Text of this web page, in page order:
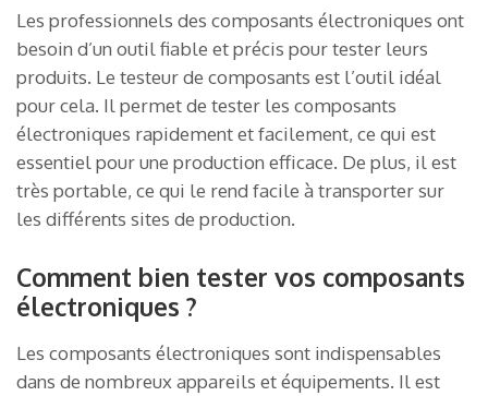
Les professionnels des composants électroniques ont
besoin d’un outil fiable et précis pour tester leurs
produits. Le testeur de composants est l’outil idéal
pour cela. Il permet de tester les composants
électroniques rapidement et facilement, ce qui est
essentiel pour une production efficace. De plus, il est
très portable, ce qui le rend facile à transporter sur
les différents sites de production.
Comment bien tester vos composants
électroniques ?
Les composants électroniques sont indispensables
dans de nombreux appareils et équipements. Il est